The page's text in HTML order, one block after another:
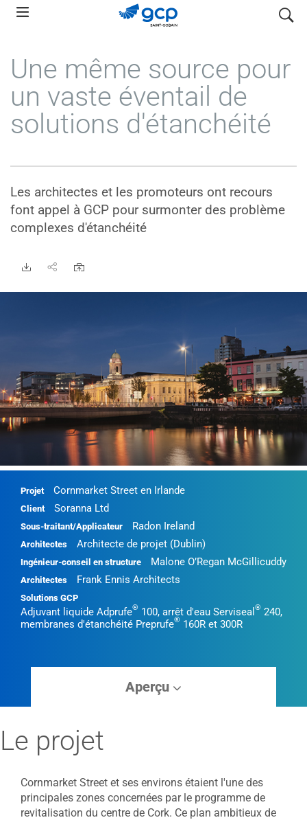
Skip
navigation
search
Une même source pour
un vaste éventail de
solutions d'étanchéité
Les architectes et les promoteurs ont recours
font appel à GCP pour surmonter des problème
complexes d'étanchéité
Projet Cornmarket Street en Irlande
Client Soranna Ltd
Sous-traitant/Applicateur Radon Ireland
Architectes Architecte de projet (Dublin)
Ingénieur-conseil en structure Malone O’Regan McGillicuddy
Architectes Frank Ennis Architects
Solutions GCP
Adjuvant liquide Adprufe® 100, arrêt d'eau Serviseal ® 240,
membranes d'étanchéité Preprufe® 160R et 300R
Aperçu
Le projet
Cornmarket Street et ses environs étaient l'une des
principales zones concernées par le programme de
revitalisation du centre de Cork. Ce plan ambitieux de